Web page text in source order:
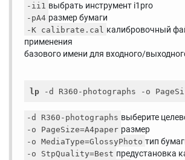
-ii1 выбрать инструмент i1pro
-pA4 размер бумаги
-K calibrate.cal калибровочный
применения
базового имени для входного/
lp -d R360-photographs -o
-d R360-photographs выберите
-o PageSize=A4paper размер
-o MediaType=GlossyPhoto тип
-o StpQuality=Best предустановка